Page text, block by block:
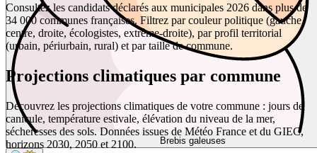
Brebis galeuses
Consultez les candidats déclarés aux municipales 2026 dans plus de
34 000 communes françaises. Filtrez par couleur politique (gauche,
centre, droite, écologistes, extrême-droite), par profil territorial
(urbain, périurbain, rural) et par taille de commune.
Projections climatiques par commune
Découvrez les projections climatiques de votre commune : jours de
canicule, température estivale, élévation du niveau de la mer,
sécheresses des sols. Données issues de Météo France et du GIEC,
horizons 2030, 2050 et 2100.